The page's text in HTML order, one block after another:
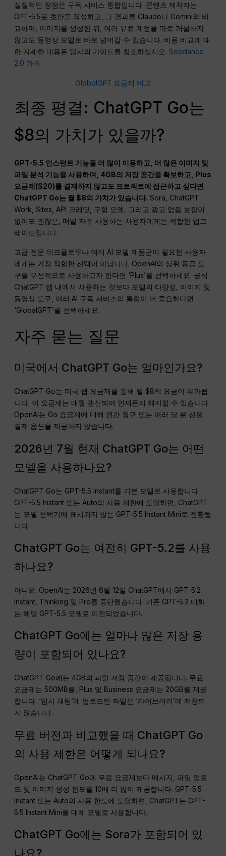
실질적인 장점은 구독 서비스 통합입니다. 콘텐츠 제작자는
GPT-5.5로 초안을 작성하고, 그 결과를 Claude나 Gemini와 비
교하며, 이미지를 생성한 뒤, 여러 유료 계정을 따로 개설하지
않고도 동영상 모델로 바로 넘어갈 수 있습니다. 비용 비교에 대
한 자세한 내용은 당사의 가이드를 참조하십시오.Seedance
2.0 가격.
GlobalGPT 요금제 비교
최종 평결: ChatGPT Go는
$8의 가치가 있을까?
GPT-5.5 인스턴트 기능을 더 많이 이용하고, 더 많은 이미지 및
파일 분석 기능을 사용하며, 4GB의 저장 공간을 확보하고, Plus
요금제($20)를 결제하지 않고도 프로젝트에 접근하고 싶다면
ChatGPT Go는 월 $8의 가치가 있습니다. Sora, ChatGPT
Work, Sites, API 크레딧, 구형 모델, 그리고 광고 없음 보장이
없어도 괜찮은, 매일 자주 사용하는 사용자에게는 적합한 업그
레이드입니다.
고급 전문 워크플로우나 여러 AI 모델 제품군이 필요한 사용자
에게는 가장 적합한 선택이 아닙니다. OpenAI의 상위 등급 도
구를 우선적으로 사용하고자 한다면 ‘Plus’를 선택하세요. 공식
ChatGPT 앱 내에서 사용하는 것보다 모델의 다양성, 이미지 및
동영상 도구, 여러 AI 구독 서비스의 통합이 더 중요하다면
‘GlobalGPT’를 선택하세요.
자주 묻는 질문
미국에서 ChatGPT Go는 얼마인가요?
ChatGPT Go는 미국 웹 요금제를 통해 월 $8의 요금이 부과됩
니다. 이 요금제는 매월 갱신되며 언제든지 해지할 수 있습니다.
OpenAI는 Go 요금제에 대해 연간 청구 또는 여러 달 분 선불
결제 옵션을 제공하지 않습니다.
2026년 7월 현재 ChatGPT Go는 어떤
모델을 사용하나요?
ChatGPT Go는 GPT-5.5 Instant를 기본 모델로 사용합니다.
GPT-5.5 Instant 또는 Auto의 사용 제한에 도달하면, ChatGPT
는 모델 선택기에 표시되지 않는 GPT-5.5 Instant Mini로 전환됩
니다.
ChatGPT Go는 여전히 GPT-5.2를 사용
하나요?
아니요. OpenAI는 2026년 6월 12일 ChatGPT에서 GPT-5.2
Instant, Thinking 및 Pro를 중단했습니다. 기존 GPT-5.2 대화
는 해당 GPT-5.5 모델로 이전되었습니다.
ChatGPT Go에는 얼마나 많은 저장 용
량이 포함되어 있나요?
ChatGPT Go에는 4GB의 파일 저장 공간이 제공됩니다. 무료
요금제는 500MB를, Plus 및 Business 요금제는 20GB를 제공
합니다. ‘임시 채팅’에 업로드된 파일은 ‘라이브러리’에 저장되
지 않습니다.
무료 버전과 비교했을 때 ChatGPT Go
의 사용 제한은 어떻게 되나요?
OpenAI는 ChatGPT Go에 무료 요금제보다 메시지, 파일 업로
드 및 이미지 생성 한도를 10배 더 많이 제공합니다. GPT-5.5
Instant 또는 Auto의 사용 한도에 도달하면, ChatGPT는 GPT-
5.5 Instant Mini를 대체 모델로 사용합니다.
ChatGPT Go에는 Sora가 포함되어 있
나요?